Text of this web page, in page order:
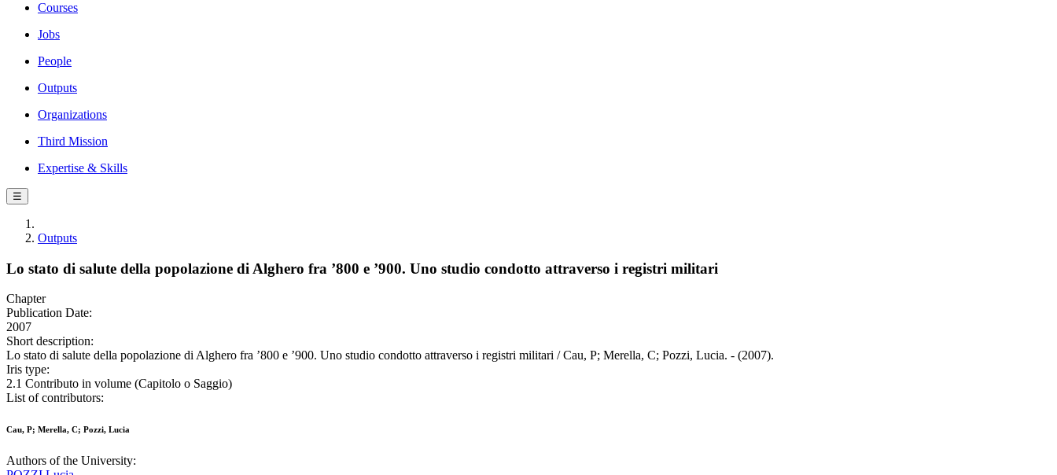
Courses
Jobs
People
Outputs
Organizations
Third Mission
Expertise & Skills
☰
Outputs
Lo stato di salute della popolazione di Alghero fra ’800 e ’900. Uno studio condotto attraverso i registri militari
Chapter
Publication Date:
2007
Short description:
Lo stato di salute della popolazione di Alghero fra ’800 e ’900. Uno studio condotto attraverso i registri militari / Cau, P; Merella, C; Pozzi, Lucia. - (2007).
Iris type:
2.1 Contributo in volume (Capitolo o Saggio)
List of contributors:
Cau, P; Merella, C; Pozzi, Lucia
Authors of the University: